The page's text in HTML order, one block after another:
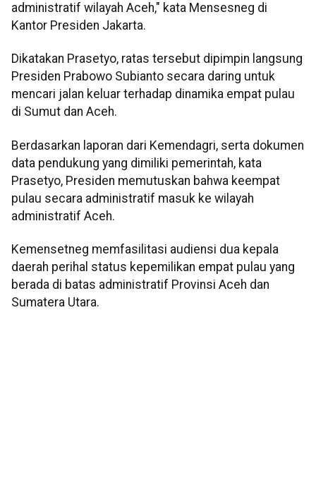
administratif wilayah Aceh," kata Mensesneg di
Kantor Presiden Jakarta.
Dikatakan Prasetyo, ratas tersebut dipimpin langsung
Presiden Prabowo Subianto secara daring untuk
mencari jalan keluar terhadap dinamika empat pulau
di Sumut dan Aceh.
Berdasarkan laporan dari Kemendagri, serta dokumen
data pendukung yang dimiliki pemerintah, kata
Prasetyo, Presiden memutuskan bahwa keempat
pulau secara administratif masuk ke wilayah
administratif Aceh.
Kemensetneg memfasilitasi audiensi dua kepala
daerah perihal status kepemilikan empat pulau yang
berada di batas administratif Provinsi Aceh dan
Sumatera Utara.